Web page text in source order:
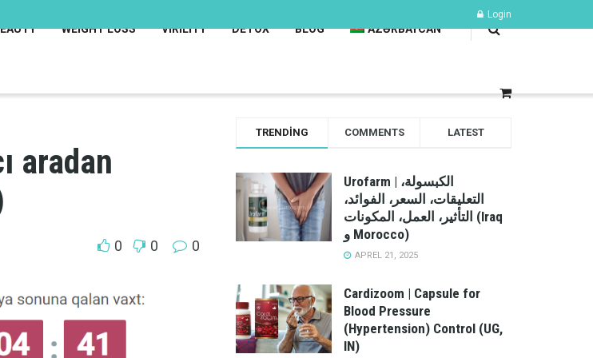
Login
WEIGHT LOSS VIRILITY DETOX BLOG AZƏRBAYCAN
aradan
0 0 0
TRENDING COMMENTS LATEST
Urofarm | الكبسولة،
التعليقات، السعر، الفوائد،
التأثير، العمل، المكونات (Iraq
و Morocco)
APREL 21, 2025
Cardizoom | Capsule for
Blood Pressure
(Hypertension) Control (UG,
IN)